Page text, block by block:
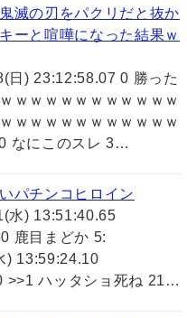
滅の刃をパクリだと抜か
ーと喧嘩になった結果ｗ
日) 23:12:58.07 0 勝った
ｗｗｗｗｗｗｗｗｗｗｗ
ｗｗｗｗｗｗｗｗｗｗｗ
なにこのスレ 3…
パチンコヒロイン
水) 13:51:40.65
鹿目まどか 5:
) 13:59:24.10
>>1 ハッタショ死ね 21…